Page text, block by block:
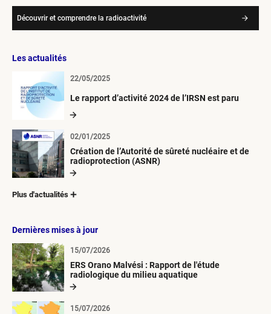
Découvrir et comprendre la radioactivité
Les actualités
Le rapport d’activité 2024 de l’IRSN est paru
22/05/2025
Création de l’Autorité de sûreté nucléaire et de
radioprotection (ASNR)
02/01/2025
Plus d'actualités
Dernières mises à jour
ERS Orano Malvési : Rapport de l'étude
radiologique du milieu aquatique
15/07/2026
15/07/2026